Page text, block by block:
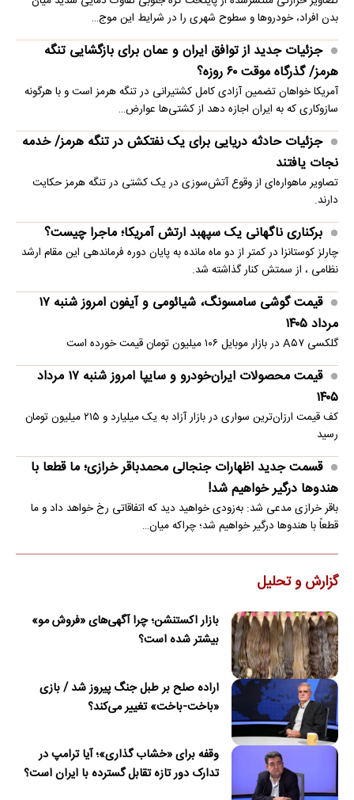
بدن افراد، خودروها و سطوح شهری را در شرایط این موج…
جزئیات جدید از توافق ایران و عمان برای بازگشایی تنگه
هرمز/ گذرگاه موقت ۶۰ روزه؟
آمریکا خواهان تضمین آزادی کامل کشتیرانی در تنگه هرمز است و با هرگونه
سازوکاری که به ایران اجازه دهد از کشتی‌ها عوارض…
جزئیات حادثه دریایی برای یک نفتکش در تنگه هرمز/ خدمه
نجات یافتند
تصاویر ماهو‌اره‌ای از وقوع آتش‌سوزی در یک کشتی در تنگه هرمز حکایت
دارند.
برکناری ناگهانی یک سپهبد ارتش آمریکا؛ ماجرا چیست؟
چارلز کوستانزا در کمتر از دو ماه مانده به پایان دوره فرماندهی این مقام ارشد
نظامی ، از سمتش کنار گذاشته شد.
قیمت گوشی سامسونگ، شیائومی و آیفون امروز شنبه ۱۷
مرداد ۱۴۰۵
گلکسی A۵۷ در بازار موبایل ۱۰۶ میلیون تومان قیمت خورده است
قیمت محصولات ایران‌خودرو و سایپا امروز شنبه ۱۷ مرداد
۱۴۰۵
کف قیمت ارزان‌ترین سواری در بازار آزاد به یک میلیارد و ۲۱۵ میلیون تومان
رسید
قسمت جدید اظهارات جنجالی محمدباقر خرازی؛ ما قطعا با
هندوها درگیر خواهیم شد!
باقر خرازی مدعی شد: به‌زودی خواهید دید که اتفاقاتی رخ خواهد داد و ما
قطعاً با هندوها درگیر خواهیم شد؛ چراکه میان…
گزارش و تحلیل
بازار اکستنشن؛ چرا آگهی‌های «فروش مو»
بیشتر شده است؟
اراده صلح بر طبل جنگ پیروز شد / بازی
«باخت-باخت» تغییر می‌کند؟
وقفه برای «خشاب گذاری»؛ آیا ترامپ در
تدارک دور تازه تقابل گسترده با ایران است؟